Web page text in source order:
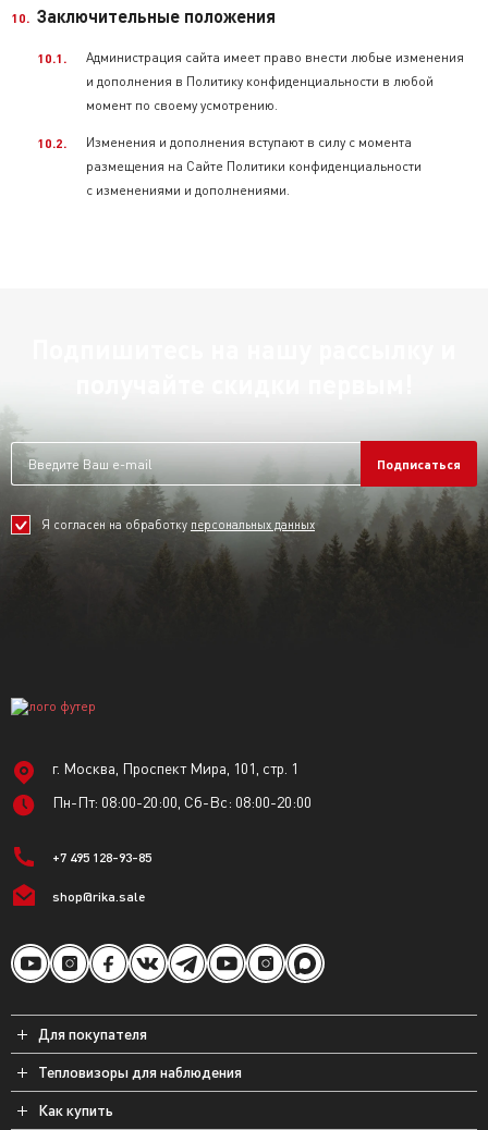
Заключительные положения
Администрация сайта имеет право внести любые изменения
и дополнения в Политику конфиденциальности в любой
момент по своему усмотрению.
Изменения и дополнения вступают в силу с момента
размещения на Сайте Политики конфиденциальности
с изменениями и дополнениями.
Подписаться
Я согласен на обработку персональных данных
Для покупателя
Тепловизоры для наблюдения
Как купить
г. Москва, Проспект Мира, 101, стр. 1
Пн-Пт: 08:00-20:00, Сб-Вс: 08:00-20:00
+7 495 128-93-85
shop@rika.sale